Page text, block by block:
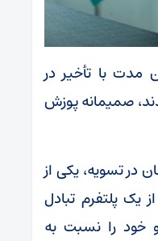
مدت با تأخیر در
صمیمانه پوزش
در تسویه، یکی از
یک پلتفرم تبادل
خود را نسبت به